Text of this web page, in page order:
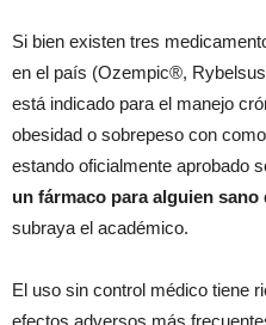
Si bien existen tres
en el país (Ozempic®,
está indicado para el manejo
obesidad o sobrepeso con
estando oficialmente aprobado
un fármaco para alguien
subraya el académico.
El uso sin control médico tiene
efectos adversos más